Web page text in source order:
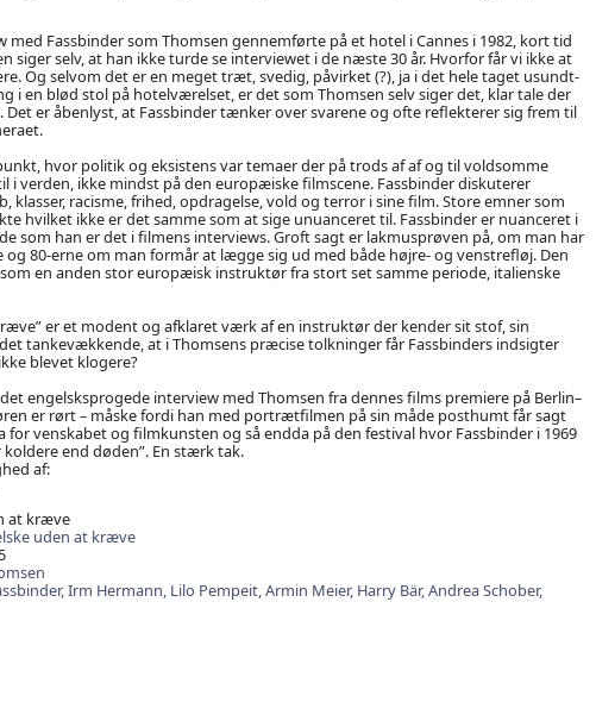
Fassbinder som Thomsen gennemførte på et hotel i Cannes i 1982, kort tid
siger selv, at han ikke turde se interviewet i de næste 30 år. Hvorfor får vi ikke at
Og selvom det er en meget træt, svedig, påvirket (?), ja i det hele taget usundt-
i en blød stol på hotelværelset, er det som Thomsen selv siger det, klar tale der
er åbenlyst, at Fassbinder tænker over svarene og ofte reflekterer sig frem til
hvor politik og eksistens var temaer der på trods af af og til voldsomme
i verden, ikke mindst på den europæiske filmscene. Fassbinder diskuterer
klasser, racisme, frihed, opdragelse, vold og terror i sine film. Store emner som
hvilket ikke er det samme som at sige unuanceret til. Fassbinder er nuanceret i
som han er det i filmens interviews. Groft sagt er lakmusprøven på, om man har
og 80-erne om man formår at lægge sig ud med både højre- og venstrefløj. Den
en anden stor europæisk instruktør fra stort set samme periode, italienske
er et modent og afklaret værk af en instruktør der kender sit stof, sin
tankevækkende, at i Thomsens præcise tolkninger får Fassbinders indsigter
blevet klogere?
engelsksprogede interview med Thomsen fra dennes films premiere på Berlin–
er rørt – måske fordi han med portrætfilmen på sin måde posthumt får sagt
venskabet og filmkunsten og så endda på den festival hvor Fassbinder i 1969
end døden”. En stærk tak.
af:
at kræve
uden at kræve
Irm Hermann, Lilo Pempeit,Armin Meier, Harry Bär,Andrea Schober,